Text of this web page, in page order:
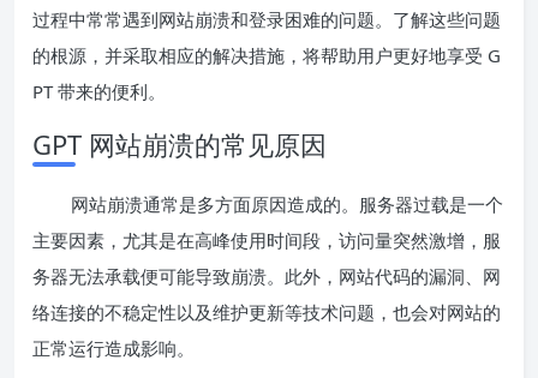
过程中常常遇到网站崩溃和登录困难的问题。了解这些问题
的根源，并采取相应的解决措施，将帮助用户更好地享受 G
PT 带来的便利。
GPT 网站崩溃的常见原因
网站崩溃通常是多方面原因造成的。服务器过载是一个
主要因素，尤其是在高峰使用时间段，访问量突然激增，服
务器无法承载便可能导致崩溃。此外，网站代码的漏洞、网
络连接的不稳定性以及维护更新等技术问题，也会对网站的
正常运行造成影响。